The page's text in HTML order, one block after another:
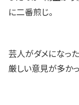
に二番煎じ。
芸人がダメになっ
厳しい意見が多かっ